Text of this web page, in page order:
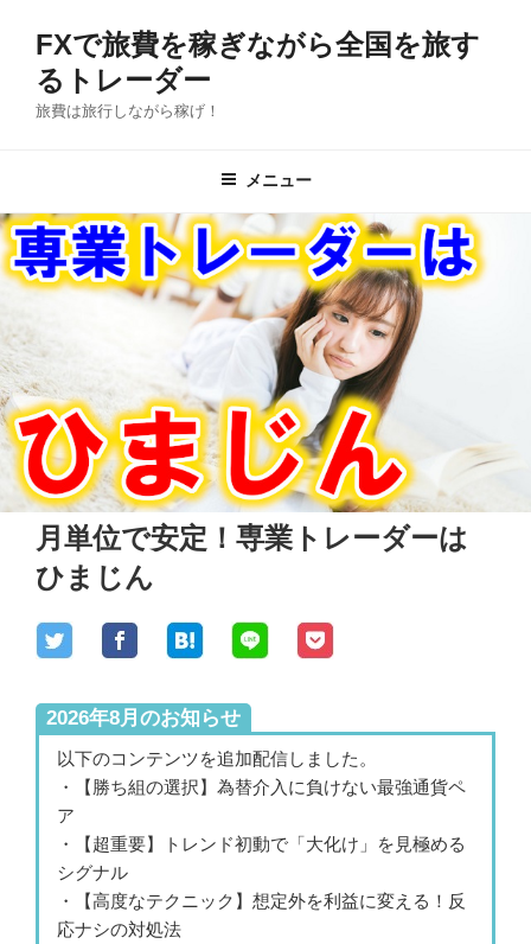
キ
ッ
プ
FXで旅費を稼ぎながら全国を旅す
るトレーダー
旅費は旅行しながら稼げ！
メニュー
月単位で安定！専業トレーダーは
ひまじん
2026年8月のお知らせ
以下のコンテンツを追加配信しました。
・【勝ち組の選択】為替介入に負けない最強通貨ペ
ア
・【超重要】トレンド初動で「大化け」を見極める
シグナル
・【高度なテクニック】想定外を利益に変える！反
応ナシの対処法